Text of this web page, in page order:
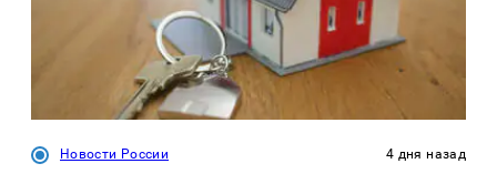
Новости России 4 дня назад